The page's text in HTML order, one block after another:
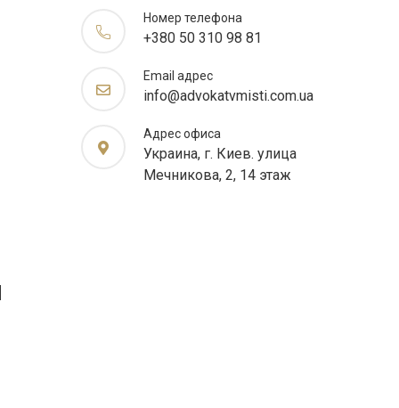
Номер телефона
+380 50 310 98 81
Email адрес
info@advokatvmisti.com.ua
Адрес офиса
Украина, г. Киев. улица
Мечникова, 2, 14 этаж